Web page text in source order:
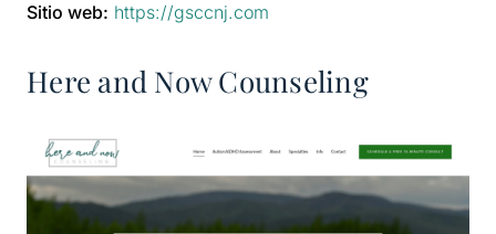
Sitio web: https://gsccnj.com
Here and Now Counseling